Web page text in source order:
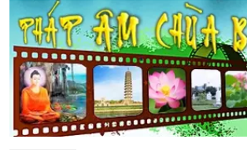
dựng Trung tâm văn hóa Phật giáo Thủ
đô
Hà Nội: Ngày tu học cuối cùng khép lại
khóa sinh hoạt Phật pháp mùa hè lần
thứ XIV tại chùa Bằng